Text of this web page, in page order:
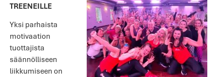
TREENEILLE
Yksi parhaista
motivaation
tuottajista
säännölliseen
liikkumiseen on